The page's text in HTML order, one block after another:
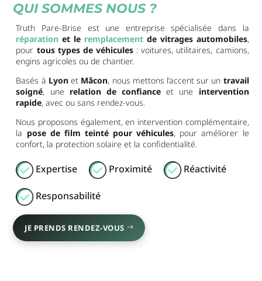
QUI SOMMES NOUS ?
Truth Pare-Brise est une entreprise spécialisée dans la
réparation et le remplacement de vitrages automobiles,
pour tous types de véhicules : voitures, utilitaires, camions,
engins agricoles ou de chantier.
Basés à Lyonet Mâcon, nous mettons l’accent sur un travail
soigné, une relation de confiance et une intervention
rapide, avec ou sans rendez-vous.
Nous proposons également, en intervention complémentaire,
la pose de film teinté pour véhicules, pour améliorer le
confort, la protection solaire et la confidentialité.
Expertise Proximité Réactivité
Responsabilité
JE PRENDS RENDEZ-VOUS